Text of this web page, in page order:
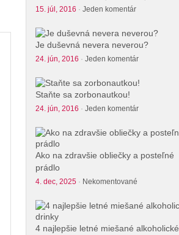
15. júl, 2016 · Jeden komentár
Je duševná nevera neverou?
24. jún, 2016 · Jeden komentár
Staňte sa zorbonautkou!
24. jún, 2016 · Jeden komentár
Ako na zdravšie obliečky a posteľné
prádlo
4. dec, 2025· Nekomentované
4 najlepšie letné miešané alkoholické